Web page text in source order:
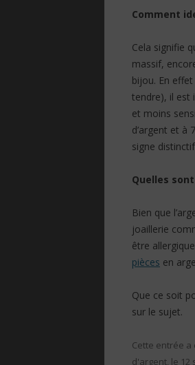
Comment
Cela signifie
massif,
bijou. En
tendre), il est
et moins
d’argent et à
signe
Quelles
Bien que
joaillerie
être
pièces en
Que ce soit
sur le sujet.
Cette entrée
d'argent, le 12